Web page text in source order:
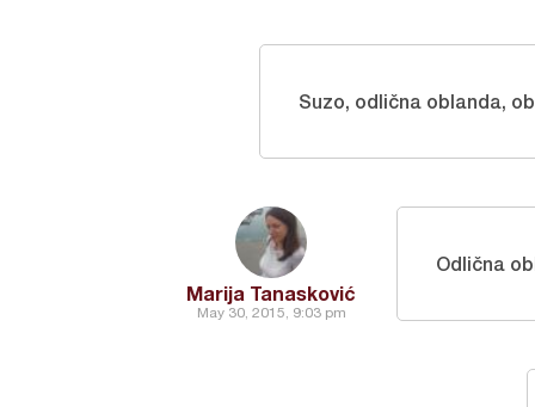
Suzo, odlična oblanda,
Marija Tanasković
May 30, 2015, 9:03 pm
Odlična